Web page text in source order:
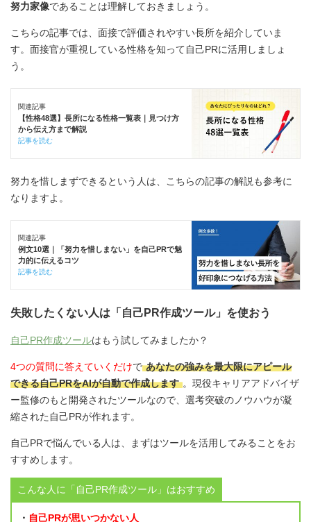
努力家像であることは理解しておきましょう。
こちらの記事では、面接で評価されやすい長所を紹介していま
す。面接官が重視している性格を知って自己PRに活用しましょ
う。
関連記事
【性格48選】長所になる性格一覧表｜見つけ方
から伝え方まで解説
記事を読む
努力を惜しまずできるという人は、こちらの記事の解説も参考に
なりますよ。
関連記事
例文10選｜「努力を惜しまない」を自己PRで魅
力的に伝えるコツ
記事を読む
失敗したくない人は「自己PR作成ツール」を使おう
自己PR作成ツールはもう試してみましたか？
4つの質問に答えていくだけで あなたの強みを最大限にアピール
できる自己PRをAIが自動で作成します 。現役キャリアアドバイザ
ー監修のもと開発されたツールなので、選考突破のノウハウが凝
縮された自己PRが作れます。
自己PRで悩んでいる人は、まずはツールを活用してみることをお
すすめします。
こんな人に「自己PR作成ツール」はおすすめ
・ 自己PRが思いつかない人